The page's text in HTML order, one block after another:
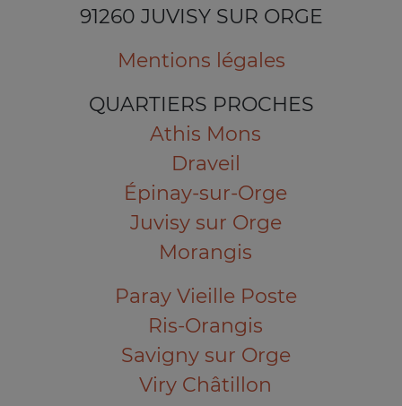
91260 JUVISY SUR ORGE
Mentions légales
QUARTIERS PROCHES
Athis Mons
Draveil
Épinay-sur-Orge
Juvisy sur Orge
Morangis
Paray Vieille Poste
Ris-Orangis
Savigny sur Orge
Viry Châtillon